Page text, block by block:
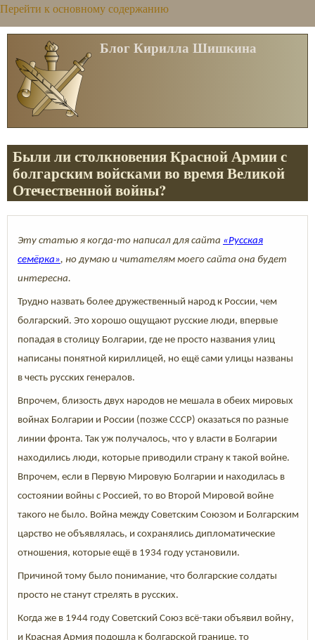
Перейти к основному содержанию
Блог Кирилла Шишкина
Были ли столкновения Красной Армии с
болгарским войсками во время Великой
Отечественной войны?
Эту статью я когда-то написал для сайта «Русская
семёрка», но думаю и читателям моего сайта она будет
интересна.
Трудно назвать более дружественный народ к России, чем
болгарский. Это хорошо ощущают русские люди, впервые
попадая в столицу Болгарии, где не просто названия улиц
написаны понятной кириллицей, но ещё сами улицы названы
в честь русских генералов.
Впрочем, близость двух народов не мешала в обеих мировых
войнах Болгарии и России (позже СССР) оказаться по разные
линии фронта. Так уж получалось, что у власти в Болгарии
находились люди, которые приводили страну к такой войне.
Впрочем, если в Первую Мировую Болгарии и находилась в
состоянии войны с Россией, то во Второй Мировой войне
такого не было. Война между Советским Союзом и Болгарским
царство не объявлялась, и сохранялись дипломатические
отношения, которые ещё в 1934 году установили.
Причиной тому было понимание, что болгарские солдаты
просто не станут стрелять в русских.
Когда же в 1944 году Советский Союз всё-таки объявил войну,
и Красная Армия подошла к болгарской границе, то